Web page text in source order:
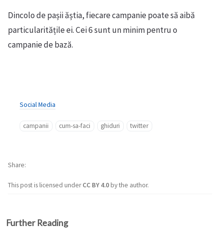
Dincolo de pașii ăștia, fiecare campanie poate să aibă
particularitățile ei. Cei 6 sunt un minim pentru o
campanie de bază.
Social Media
campanii cum-sa-faci ghiduri twitter
This post is licensed underCC BY 4.0by the author.
Share
Further Reading